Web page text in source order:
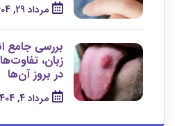
مرداد 29, 1404
بررسی جامع
زبان،
در بروز آن‌ها
مرداد 4, 1404